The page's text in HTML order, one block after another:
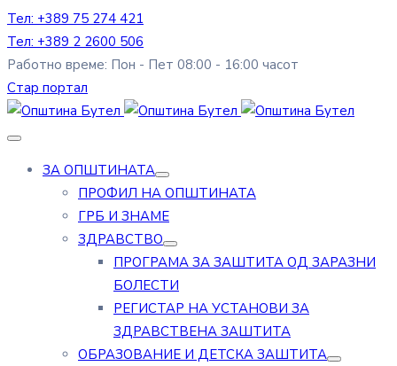
Тел: +389 75 274 421
Тел: +389 2 2600 506
Работно време: Пон - Пет 08:00 - 16:00 часот
Стар портал
ЗА ОПШТИНАТА
ПРОФИЛ НА ОПШТИНАТА
ГРБ И ЗНАМЕ
ЗДРАВСТВО
ПРОГРАМА ЗА ЗАШТИТА ОД ЗАРАЗНИ
БОЛЕСТИ
РЕГИСТАР НА УСТАНОВИ ЗА
ЗДРАВСТВЕНА ЗАШТИТА
ОБРАЗОВАНИЕ И ДЕТСКА ЗАШТИТА